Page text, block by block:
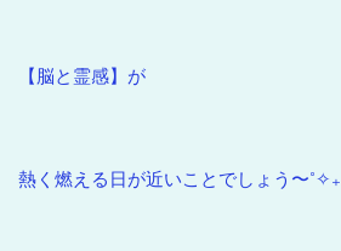
【脳と霊感】が
熱く燃える日が近いことでしょう〜˚✧₊